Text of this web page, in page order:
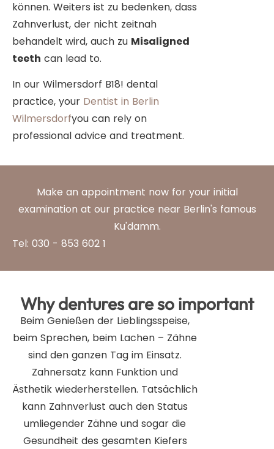
können. Weiters ist zu bedenken, dass
Zahnverlust, der nicht zeitnah
behandelt wird, auch zu Misaligned
teeth can lead to.
In our Wilmersdorf B18! dental
practice, your Dentist in Berlin
Wilmersdorfyou can rely on
professional advice and treatment.
Make an appointment now for your initial
examination at our practice near Berlin's famous
Ku'damm.
Tel: 030 - 853 602 1
Why dentures are so important
Beim Genießen der Lieblingsspeise,
beim Sprechen, beim Lachen – Zähne
sind den ganzen Tag im Einsatz.
Zahnersatz kann Funktion und
Ästhetik wiederherstellen. Tatsächlich
kann Zahnverlust auch den Status
umliegender Zähne und sogar die
Gesundheit des gesamten Kiefers